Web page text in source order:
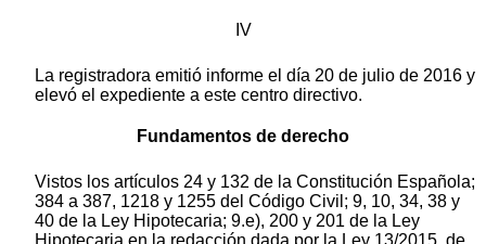
IV
La registradora emitió informe el día 20 de julio de 2016 y
elevó el expediente a este centro directivo.
Fundamentos de derecho
Vistos los artículos 24 y 132 de la Constitución Española;
384 a 387, 1218 y 1255 del Código Civil; 9, 10, 34, 38 y
40 de la Ley Hipotecaria; 9.e), 200 y 201 de la Ley